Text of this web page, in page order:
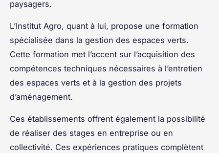
paysagers.
L’Institut Agro, quant à lui, propose une formation
spécialisée dans la gestion des espaces verts.
Cette formation met l’accent sur l’acquisition des
compétences techniques nécessaires à l’entretien
des espaces verts et à la gestion des projets
d’aménagement.
Ces établissements offrent également la possibilité
de réaliser des stages en entreprise ou en
collectivité. Ces expériences pratiques complètent